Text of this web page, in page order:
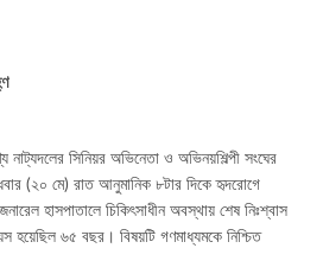
নাট্যদলের সিনিয়র অভিনেতা ও অভিনয়শিল্পী সংঘের
(২০ মে) রাত আনুমানিক ৮টার দিকে হৃদরোগে
হাসপাতালে চিকিৎসাধীন অবস্থায় শেষ নিঃশ্বাস
হয়েছিল ৬৫ বছর। বিষয়টি গণমাধ্যমকে নিশ্চিত